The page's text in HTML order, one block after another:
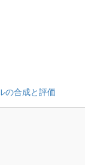
の合成と評価